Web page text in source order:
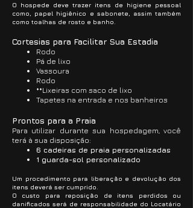
O hospede deve trazer itens de higiene pessoal
como, papel higiênico e sabonete, assim também
como toalhas de rosto e banho.
Cortesias para Facilitar Sua Estadia
Rodo
Pá de lixo
Vassoura
Rodo
**Lixeiras com saco de lixo
Tapetes na entrada e nos banheiros
Prontos para a Praia
Para utilizar durante sua hospedagem, você
terá à sua disposição:
6 cadeiras de praia personalizadas
1 guarda-sol personalizado
Um procedimento para liberação e devolução dos
itens deverá ser cumprido.
O custo para reposição de itens perdidos ou
danificados será de responsabilidade do Locatário